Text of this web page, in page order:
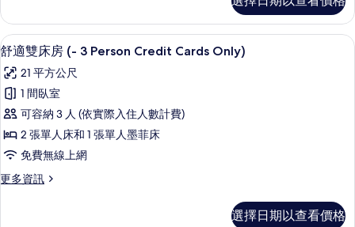
的
所
有
相
片
雙
床
房
Cards
Only)
的
詳
情
顯
示
舒
適
雙
床
(-
舒適雙床房 (- 3 Person Credit Cards
9
舒適雙床房 (- 3 Person Credit Cards Only)
21 平方公尺
1 間臥室
可容納 3 人 (依實際入住人數計費)
2 張單人床和 1 張單人墨菲床
免費無線上網
更多資訊
更
選擇日期以查看價格